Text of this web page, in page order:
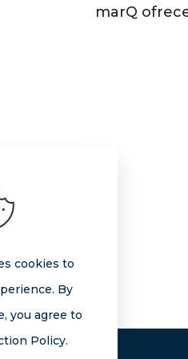
marQ
cookies to
By
you agree to
Policy.